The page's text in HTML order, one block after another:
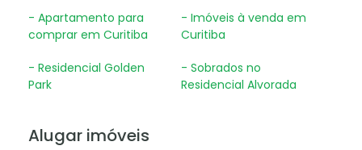
- Apartamento para
comprar em Curitiba
- Residencial Golden
Park
- Imóveis à venda em
Curitiba
- Sobrados no
Residencial Alvorada
Alugar imóveis